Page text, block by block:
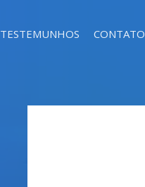
TESTEMUNHOS CONTATO